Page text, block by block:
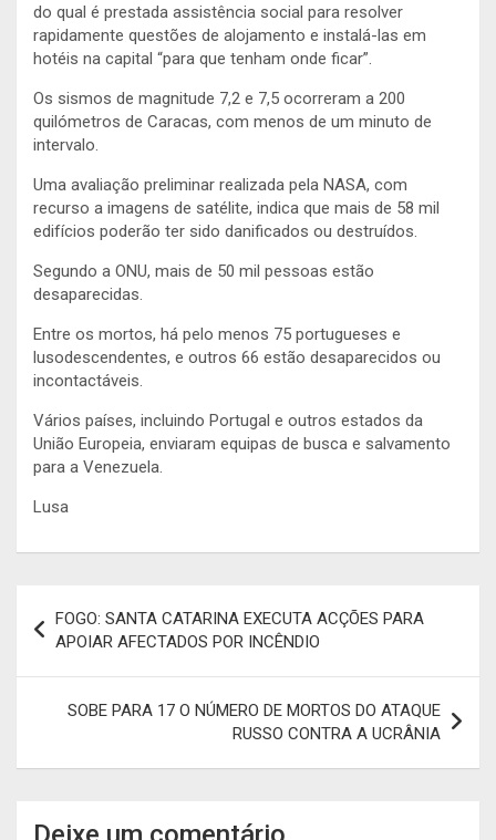
do qual é prestada assistência social para resolver
rapidamente questões de alojamento e instalá-las em
hotéis na capital “para que tenham onde ficar”.
Os sismos de magnitude 7,2 e 7,5 ocorreram a 200
quilómetros de Caracas, com menos de um minuto de
intervalo.
Uma avaliação preliminar realizada pela NASA, com
recurso a imagens de satélite, indica que mais de 58 mil
edifícios poderão ter sido danificados ou destruídos.
Segundo a ONU, mais de 50 mil pessoas estão
desaparecidas.
Entre os mortos, há pelo menos 75 portugueses e
lusodescendentes, e outros 66 estão desaparecidos ou
incontactáveis.
Vários países, incluindo Portugal e outros estados da
União Europeia, enviaram equipas de busca e salvamento
para a Venezuela.
Lusa
de
artigos
FOGO: SANTA CATARINA EXECUTA ACÇÕES PARA
APOIAR AFECTADOS POR INCÊNDIO
SOBE PARA 17 O NÚMERO DE MORTOS DO ATAQUE
RUSSO CONTRA A UCRÂNIA